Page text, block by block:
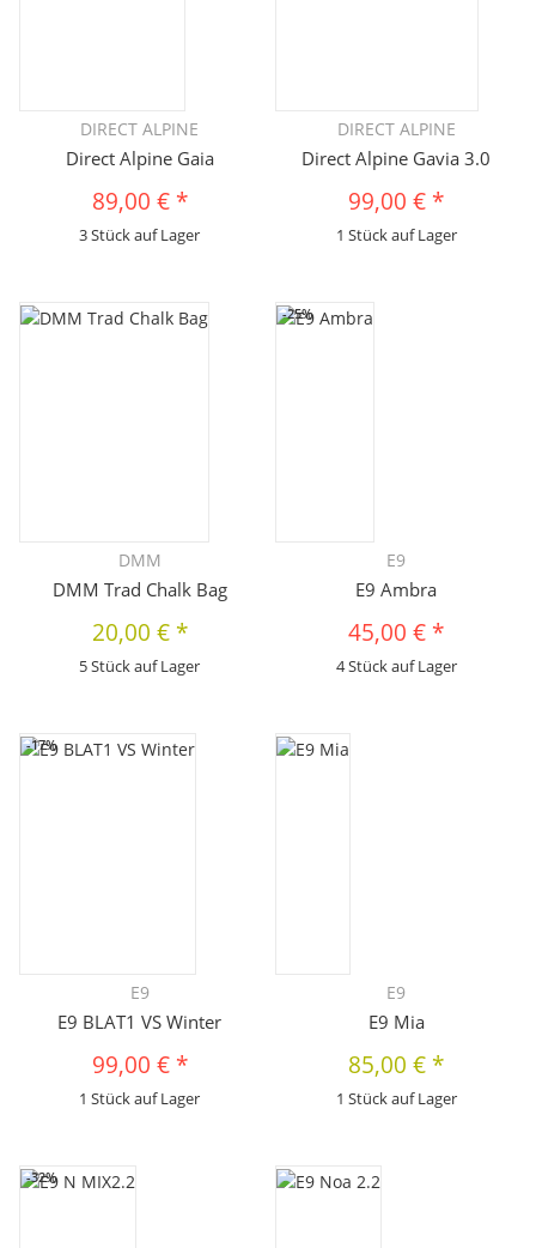
DIRECT ALPINE
Direct Alpine Gaia
89,00 € *
3 Stück auf Lager
DIRECT ALPINE
Direct Alpine Gavia 3.0
99,00 € *
1 Stück auf Lager
DMM
DMM Trad Chalk Bag
20,00 € *
5 Stück auf Lager
-25%
E9
E9 Ambra
45,00 € *
4 Stück auf Lager
-17%
E9
E9 BLAT1 VS Winter
99,00 € *
1 Stück auf Lager
E9
E9 Mia
85,00 € *
1 Stück auf Lager
-32%